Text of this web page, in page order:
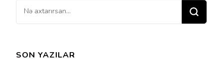
Bir
şey
SON YAZILAR